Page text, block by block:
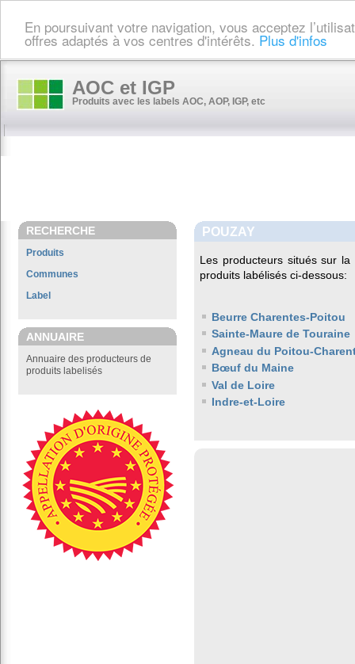
En poursuivant votre navigation, vous acceptez
offres adaptés à vos centres d'intérêts. Plus d'infos
AOC et IGP
Produits avec les labels AOC, AOP, IGP, etc
RECHERCHE
Produits
Communes
Label
ANNUAIRE
Annuaire des producteurs de
produits labelisés
POUZAY
Les producteurs situés sur
produits labélisés ci-dessous:
Beurre Charentes-Poitou
Sainte-Maure de Touraine
Agneau du Poitou-
Bœuf du Maine
Val de Loire
Indre-et-Loire